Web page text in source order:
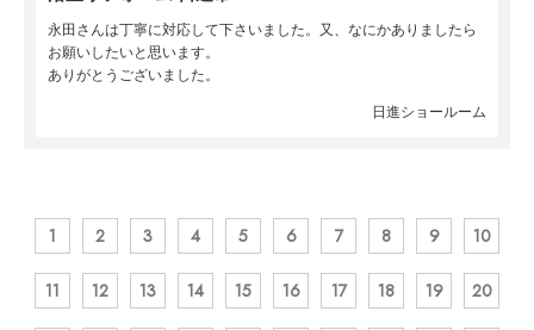
永田さんは丁寧に対応して下さいました。又、なにかありましたら
お願いしたいと思います。
ありがとうございました。
日進ショールーム
1 2 3 4 5 6 7 8 9 10
11 12 13 14 15 16 17 18 19 20